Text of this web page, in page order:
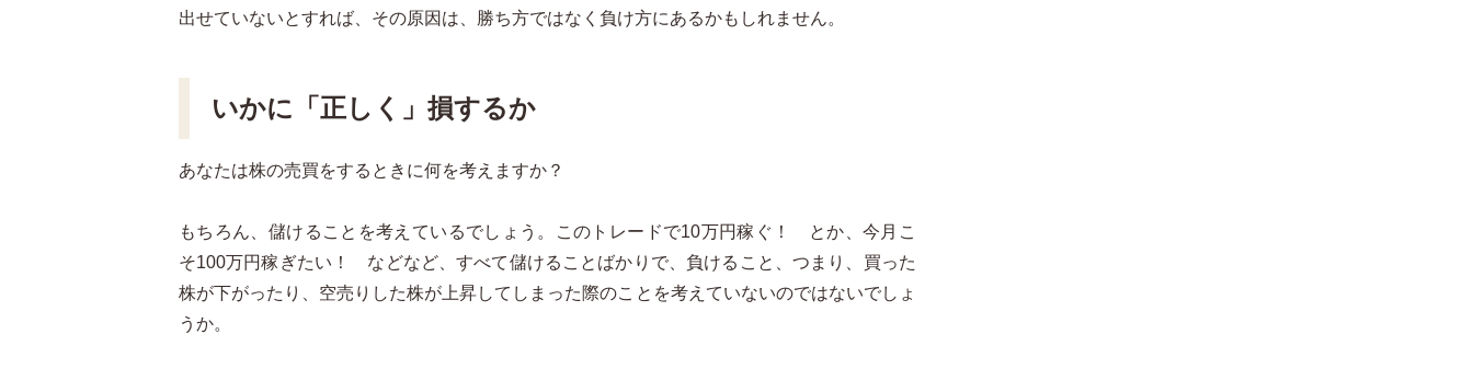
出せていないとすれば、その原因は、勝ち方ではなく負け方にあるかもしれません。
いかに「正しく」損するか
あなたは株の売買をするときに何を考えますか？
もちろん、儲けることを考えているでしょう。このトレードで10万円稼ぐ！ とか、今月こ
そ100万円稼ぎたい！ などなど、すべて儲けることばかりで、負けること、つまり、買った
株が下がったり、空売りした株が上昇してしまった際のことを考えていないのではないでしょ
うか。